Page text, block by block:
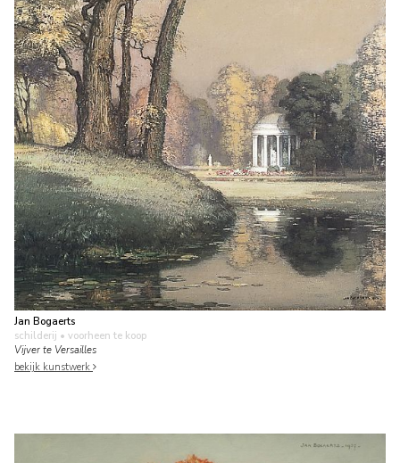
Jan Bogaerts
schilderij • voorheen te koop
Vijver te Versailles
bekijk kunstwerk